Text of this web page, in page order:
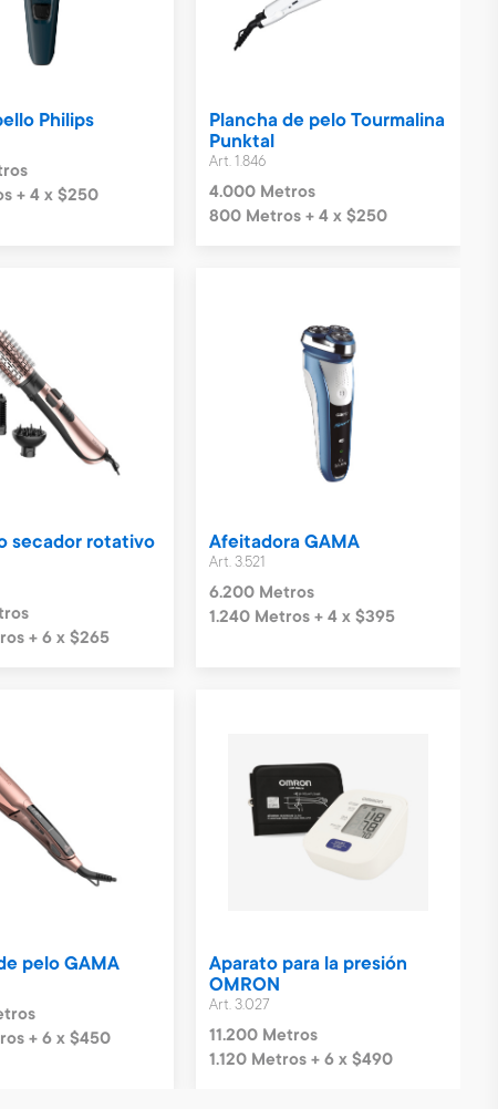
Philips
+ 4 x $250
Plancha de pelo Tourmalina
Punktal
Art. 1.846
4.000 Metros
800 Metros + 4 x $250
secador rotativo
+ 6 x $265
Afeitadora GAMA
Art. 3.521
6.200 Metros
1.240 Metros + 4 x $395
pelo GAMA
+ 6 x $450
Aparato para la presión
OMRON
Art. 3.027
11.200 Metros
1.120 Metros + 6 x $490